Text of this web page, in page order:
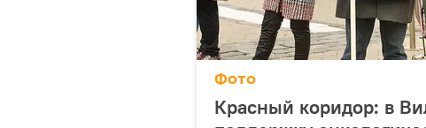
Фото
Красный коридор: в